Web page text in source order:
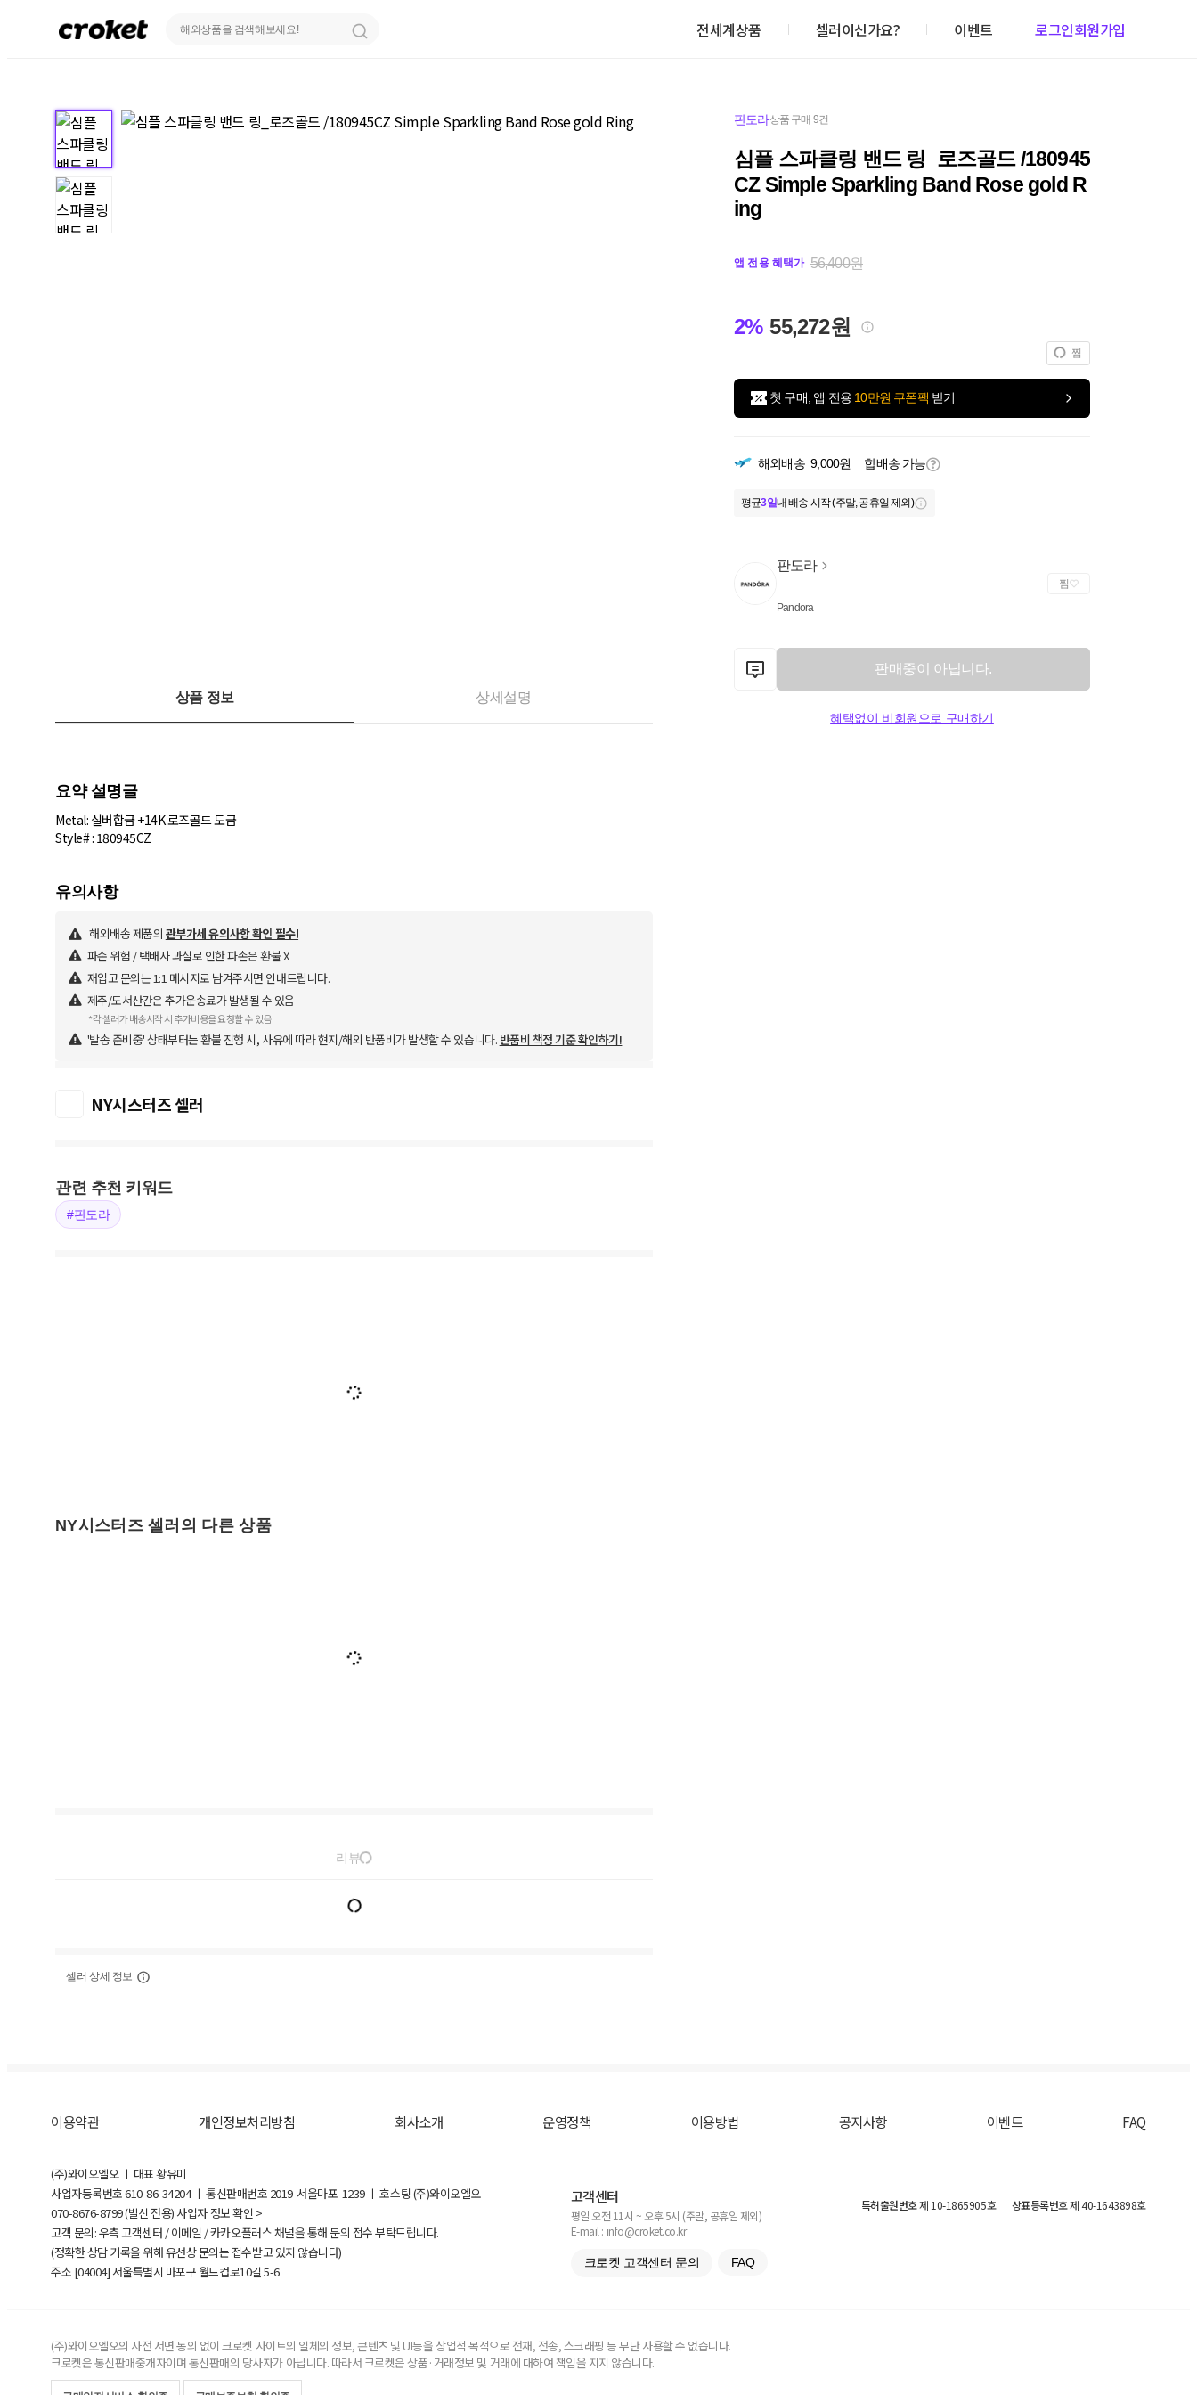
전세계상품 셀러이신가요? 이벤트 로그인회원가입
판도라상품 구매 9건
심플 스파클링 밴드 링_로즈골드 /180945
CZ Simple Sparkling Band Rose gold R
ing
앱 전용 혜택가 56,400원
2% 55,272원
찜
첫 구매, 앱 전용 10만원 쿠폰팩 받기
해외배송 9,000원 합배송 가능
평균3일내 배송 시작 (주말, 공휴일 제외)
판도라
Pandora
찜
판매중이 아닙니다.
혜택없이 비회원으로 구매하기
상품 정보 상세설명
요약 설명글
Metal: 실버합금 +14K 로즈골드 도금
Style# : 180945CZ
유의사항
해외배송 제품의 관부가세 유의사항 확인 필수!
파손 위험 / 택배사 과실로 인한 파손은 환불 X
재입고 문의는 1:1 메시지로 남겨주시면 안내드립니다.
제주/도서산간은 추가운송료가 발생될 수 있음
*각 셀러가 배송시작 시 추가비용을 요청할 수 있음
'발송 준비중' 상태부터는 환불 진행 시, 사유에 따라 현지/해외 반품비가 발생할 수 있습니다. 반품비 책정 기준 확인하기!
NY시스터즈 셀러
관련 추천 키워드
#판도라
NY시스터즈 셀러의 다른 상품
리뷰
셀러 상세 정보
이용약관 개인정보처리방침 회사소개 운영정책 이용방법 공지사항 이벤트 FAQ
(주)와이오엘오 ㅣ 대표 황유미
사업자등록번호610-86-34204ㅣ 통신판매번호 2019-서울마포-1239 ㅣ 호스팅 (주)와이오엘오
070-8676-8799 (발신 전용) 사업자 정보 확인 >
고객 문의: 우측 고객센터 / 이메일 / 카카오플러스 채널을 통해 문의 접수 부탁드립니다.
(정확한 상담 기록을 위해 유선상 문의는 접수받고 있지 않습니다)
주소 [04004] 서울특별시 마포구 월드컵로10길5-6
고객센터
평일 오전 11시 ~ 오후 5시 (주말, 공휴일 제외)
E-mail : info@croket.co.kr
크로켓 고객센터 문의 FAQ
특허출원번호제 10-1865905호 상표등록번호제 40-1643898호
(주)와이오엘오의 사전 서면 동의 없이 크로켓 사이트의 일체의 정보, 콘텐츠 및 UI등을 상업적 목적으로 전재, 전송, 스크래핑 등 무단 사용할 수 없습니다.
크로켓은 통신판매중개자이며 통신판매의 당사자가 아닙니다. 따라서 크로켓은 상품·거래정보 및 거래에 대하여 책임을 지지 않습니다.